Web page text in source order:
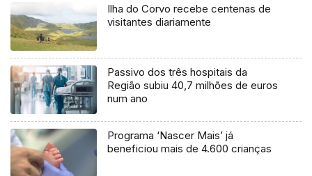
Ilha do Corvo recebe centenas de
visitantes diariamente
Passivo dos três hospitais da
Região subiu 40,7 milhões de euros
num ano
Programa ‘Nascer Mais’ já
beneficiou mais de 4.600 crianças